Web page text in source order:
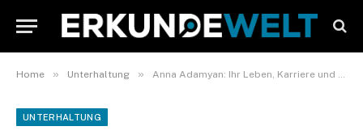
Home » Unterhaltung » Anna Adamyan: Ihr Leben, Karriere und Familie
UNTERHALTUNG